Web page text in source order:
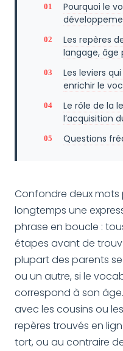
Pourquoi le
Les repères
langage, âge
Les leviers
enrichir le
Le rôle de la
l’acquisition
Questions
Confondre deux mots
longtemps une
phrase en boucle :
étapes avant de
plupart des parents
ou un autre, si le
correspond à son
avec les cousins ou
repères trouvés en
tort, ou au contraire